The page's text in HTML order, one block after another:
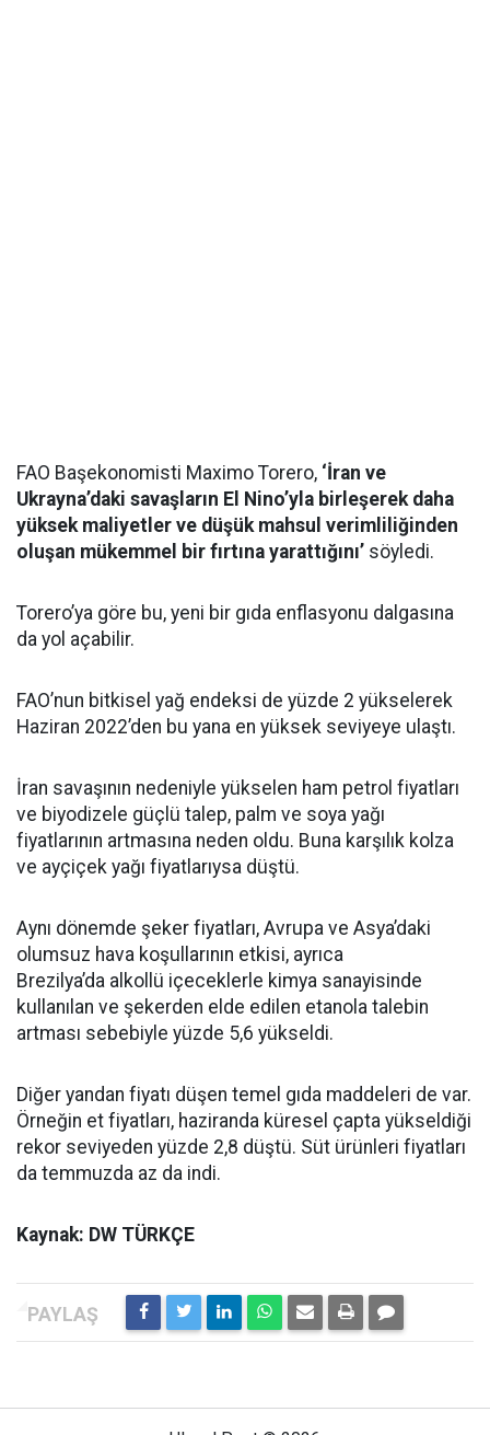
FAO Başekonomisti Maximo Torero, ‘İran ve
Ukrayna’daki savaşların El Nino’yla birleşerek daha
yüksek maliyetler ve düşük mahsul verimliliğinden
oluşan mükemmel bir fırtına yarattığını’ söyledi.
Torero’ya göre bu, yeni bir gıda enflasyonu dalgasına
da yol açabilir.
FAO’nun bitkisel yağ endeksi de yüzde 2 yükselerek
Haziran 2022’den bu yana en yüksek seviyeye ulaştı.
İran savaşının nedeniyle yükselen ham petrol fiyatları
ve biyodizele güçlü talep, palm ve soya yağı
fiyatlarının artmasına neden oldu. Buna karşılık kolza
ve ayçiçek yağı fiyatlarıysa düştü.
Aynı dönemde şeker fiyatları, Avrupa ve Asya’daki
olumsuz hava koşullarının etkisi, ayrıca
Brezilya’da alkollü içeceklerle kimya sanayisinde
kullanılan ve şekerden elde edilen etanola talebin
artması sebebiyle yüzde 5,6 yükseldi.
Diğer yandan fiyatı düşen temel gıda maddeleri de var.
Örneğin et fiyatları, haziranda küresel çapta yükseldiği
rekor seviyeden yüzde 2,8 düştü. Süt ürünleri fiyatları
da temmuzda az da indi.
Kaynak: DW TÜRKÇE